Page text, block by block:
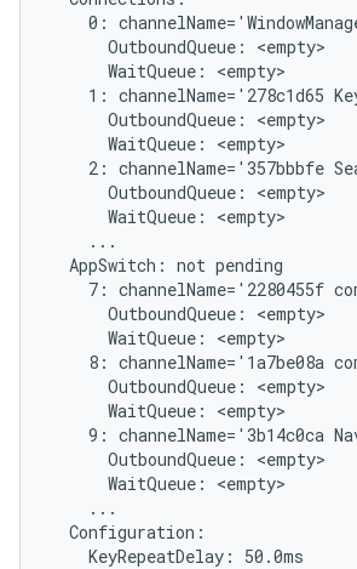
0:
      OutboundQueue: <empty>
      WaitQueue: <empty>
1: channelName='278c1d65
      OutboundQueue: <empty>
      WaitQueue: <empty>
2: channelName='357bbbfe
      OutboundQueue: <empty>
      WaitQueue: <empty>
    ...
  AppSwitch: not pending
7: channelName='2280455f
      OutboundQueue: <empty>
      WaitQueue: <empty>
8: channelName='1a7be08a
      OutboundQueue: <empty>
      WaitQueue: <empty>
9: channelName='3b14c0ca
      OutboundQueue: <empty>
      WaitQueue: <empty>
    ...
  Configuration:
    KeyRepeatDelay: 50.0ms